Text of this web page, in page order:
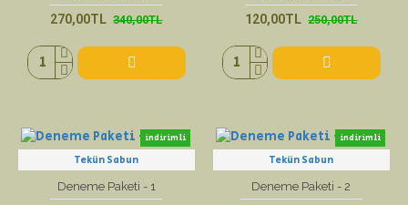
270,00TL 340,00TL 120,00TL 250,00TL
indirimli
Tekün Sabun
Deneme Paketi - 1
indirimli
Tekün Sabun
Deneme Paketi - 2